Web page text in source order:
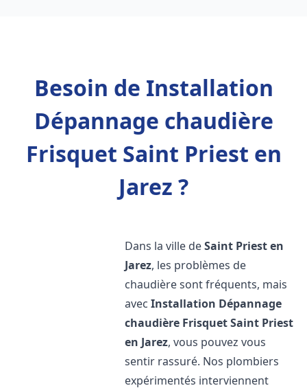
Besoin de Installation
Dépannage chaudière
Frisquet Saint Priest en
Jarez ?
Dans la ville deSaint Priest en
Jarez, les problèmes de
chaudière sont fréquents, mais
avecInstallation Dépannage
chaudière FrisquetSaint Priest
en Jarez, vous pouvez vous
sentir rassuré. Nos plombiers
expérimentés interviennent